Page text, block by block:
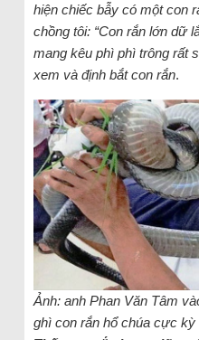
hiện chiếc bẫy có một con
chồng tôi: “Con rắn lớn dữ
mang kêu phì phì trông rất
xem và định bắt con rắn.
Ảnh: anh Phan Văn Tâm
ghì con rắn hổ chúa cực kỳ